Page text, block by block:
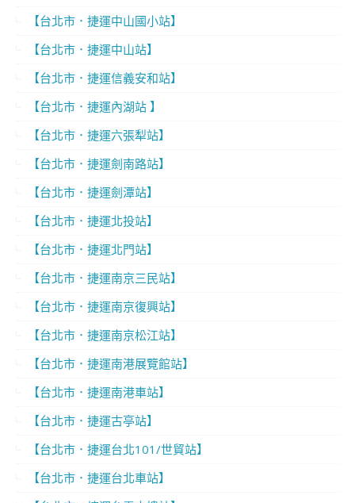
【台北市．捷運中山國小站】
【台北市．捷運中山站】
【台北市．捷運信義安和站】
【台北市．捷運內湖站 】
【台北市．捷運六張犁站】
【台北市．捷運劍南路站】
【台北市．捷運劍潭站】
【台北市．捷運北投站】
【台北市．捷運北門站】
【台北市．捷運南京三民站】
【台北市．捷運南京復興站】
【台北市．捷運南京松江站】
【台北市．捷運南港展覽館站】
【台北市．捷運南港車站】
【台北市．捷運古亭站】
【台北市．捷運台北101/世貿站】
【台北市．捷運台北車站】